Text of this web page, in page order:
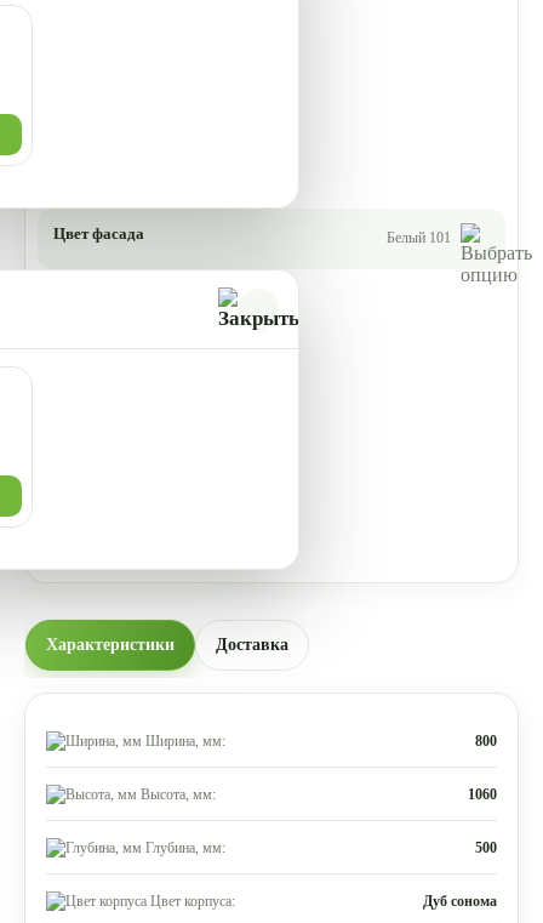
Цвет фасада Белый 101
Характеристики Доставка
Ширина, мм: 800
Высота, мм: 1060
Глубина, мм: 500
Цвет корпуса: Дуб сонома